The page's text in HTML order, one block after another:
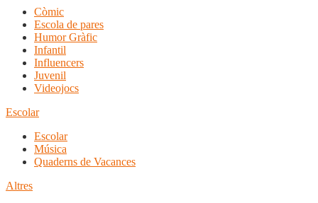
Còmic
Escola de pares
Humor Gràfic
Infantil
Influencers
Juvenil
Videojocs
Escolar
Escolar
Música
Quaderns de Vacances
Altres